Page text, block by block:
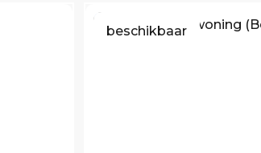
beschikbaar